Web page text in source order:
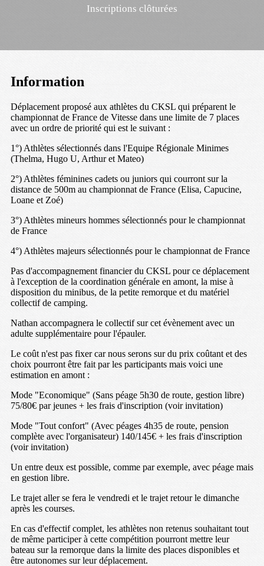
Inscriptions clôturées
Information
Déplacement proposé aux athlètes du CKSL qui préparent le
championnat de France de Vitesse dans une limite de 7 places
avec un ordre de priorité qui est le suivant :
1°) Athlètes sélectionnés dans l'Equipe Régionale Minimes
(Thelma, Hugo U, Arthur et Mateo)
2°) Athlètes féminines cadets ou juniors qui courront sur la
distance de 500m au championnat de France (Elisa, Capucine,
Loane et Zoé)
3°) Athlètes mineurs hommes sélectionnés pour le championnat
de France
4°) Athlètes majeurs sélectionnés pour le championnat de France
Pas d'accompagnement financier du CKSL pour ce déplacement
à l'exception de la coordination générale en amont, la mise à
disposition du minibus, de la petite remorque et du matériel
collectif de camping.
Nathan accompagnera le collectif sur cet évènement avec un
adulte supplémentaire pour l'épauler.
Le coût n'est pas fixer car nous serons sur du prix coûtant et des
choix pourront être fait par les participants mais voici une
estimation en amont :
Mode "Economique" (Sans péage 5h30 de route, gestion libre)
75/80€ par jeunes + les frais d'inscription (voir invitation)
Mode "Tout confort" (Avec péages 4h35 de route, pension
complète avec l'organisateur) 140/145€ + les frais d'inscription
(voir invitation)
Un entre deux est possible, comme par exemple, avec péage mais
en gestion libre.
Le trajet aller se fera le vendredi et le trajet retour le dimanche
après les courses.
En cas d'effectif complet, les athlètes non retenus souhaitant tout
de même participer à cette compétition pourront mettre leur
bateau sur la remorque dans la limite des places disponibles et
être autonomes sur leur déplacement.